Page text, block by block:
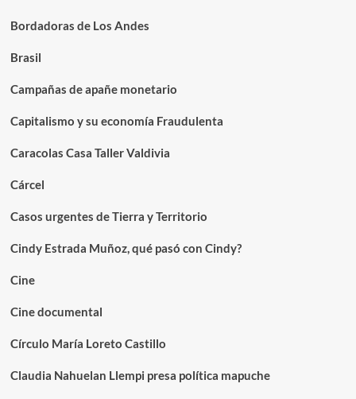
Bordadoras de Los Andes
Brasil
Campañas de apañe monetario
Capitalismo y su economía Fraudulenta
Caracolas Casa Taller Valdivia
Cárcel
Casos urgentes de Tierra y Territorio
Cindy Estrada Muñoz, qué pasó con Cindy?
Cine
Cine documental
Círculo María Loreto Castillo
Claudia Nahuelan Llempi presa política mapuche